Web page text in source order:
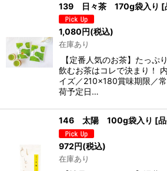
139 日々茶 170g袋入り [
1,080円(税込)
在庫あり
【定番人気のお茶】たっぷ
飲むお茶はコレで決まり！
イズ／210×180賞味期限／
荷予定日…
146 太陽 100g袋入り [
972円(税込)
在庫あり